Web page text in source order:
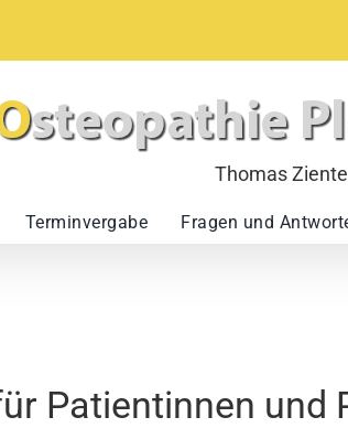
Terminvergabe Fragen und
Patientinnen und